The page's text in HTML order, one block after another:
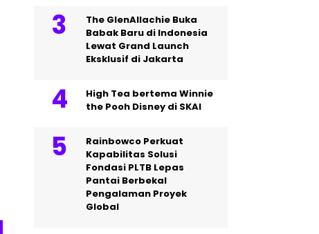
The GlenAllachie Buka
Babak Baru di Indonesia
Lewat Grand Launch
Eksklusif di Jakarta
High Tea bertema Winnie
the Pooh Disney di SKAI
Rainbowco Perkuat
Kapabilitas Solusi
Fondasi PLTB Lepas
Pantai Berbekal
Pengalaman Proyek
Global